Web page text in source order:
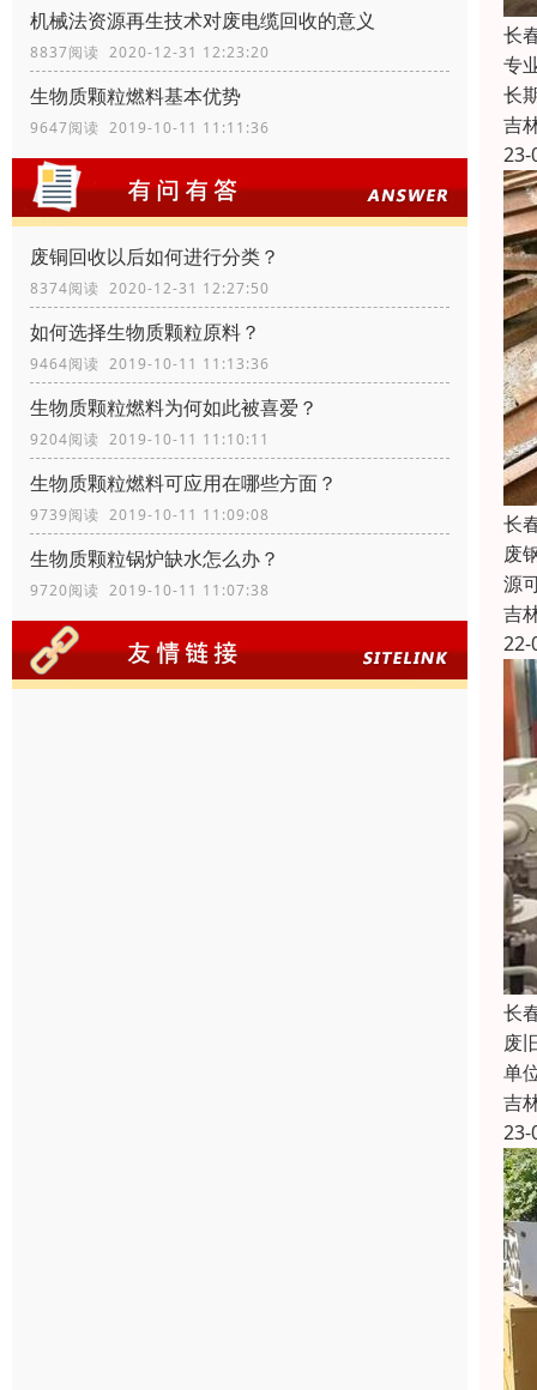
机械法资源再生技术对废电缆回收的意义
8837阅读 2020-12-31 12:23:20
生物质颗粒燃料基本优势
9647阅读 2019-10-11 11:11:36
废铜回收以后如何进行分类？
8374阅读 2020-12-31 12:27:50
如何选择生物质颗粒原料？
9464阅读 2019-10-11 11:13:36
生物质颗粒燃料为何如此被喜爱？
9204阅读 2019-10-11 11:10:11
生物质颗粒燃料可应用在哪些方面？
9739阅读 2019-10-11 11:09:08
生物质颗粒锅炉缺水怎么办？
9720阅读 2019-10-11 11:07:38
长
专
长
吉
23-
长
废
源
吉
22-
长
废
单
吉
23-